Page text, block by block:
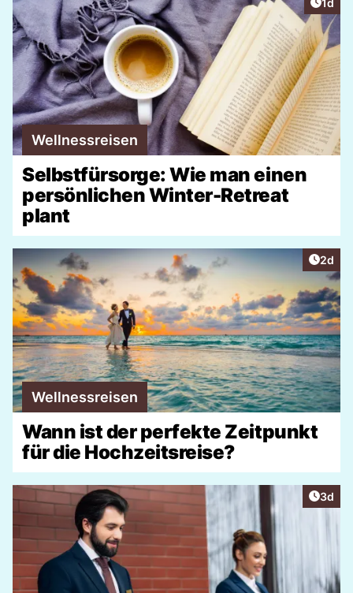
1d
Wellnessreisen
Selbstfürsorge: Wie man einen
persönlichen Winter-Retreat
plant
2d
Wellnessreisen
Wann ist der perfekte Zeitpunkt
für die Hochzeitsreise?
3d